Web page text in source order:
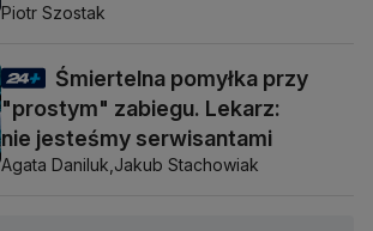
Piotr Szostak
Śmiertelna pomyłka przy
"prostym" zabiegu. Lekarz:
nie jesteśmy serwisantami
Agata Daniluk, Jakub Stachowiak